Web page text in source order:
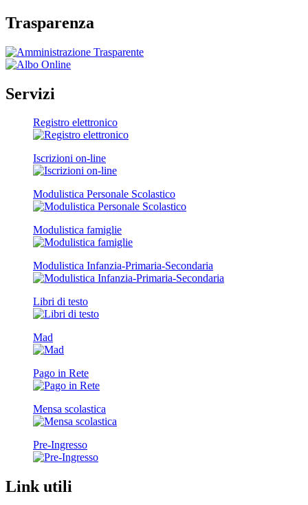
Trasparenza
Servizi
Registro elettronico
Iscrizioni on-line
Modulistica Personale Scolastico
Modulistica famiglie
Modulistica Infanzia-Primaria-Secondaria
Libri di testo
Mad
Pago in Rete
Mensa scolastica
Pre-Ingresso
Link utili